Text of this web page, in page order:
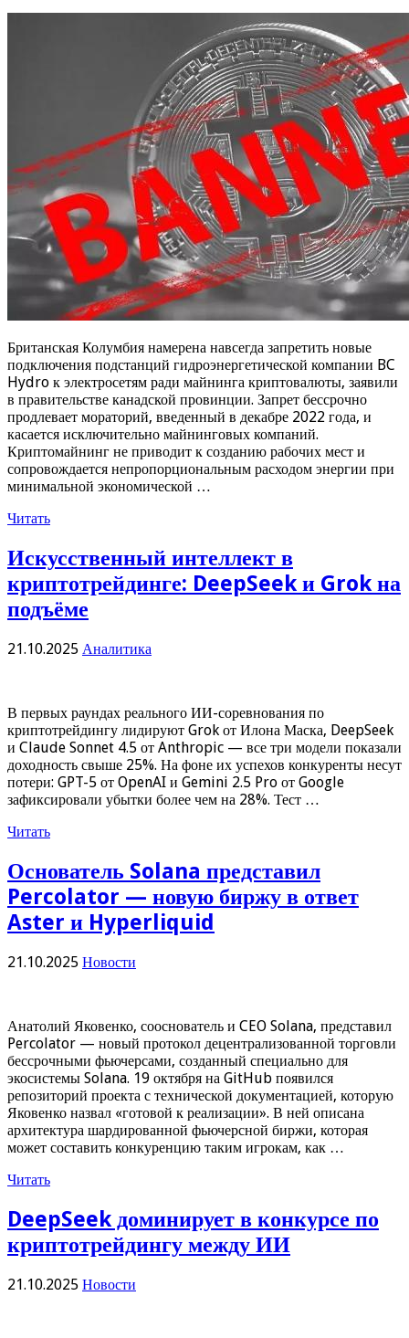
Британская Колумбия намерена навсегда запретить новые
подключения подстанций гидроэнергетической компании BC
Hydro к электросетям ради майнинга криптовалюты, заявили
в правительстве канадской провинции. Запрет бессрочно
продлевает мораторий, введенный в декабре 2022 года, и
касается исключительно майнинговых компаний.
Криптомайнинг не приводит к созданию рабочих мест и
сопровождается непропорциональным расходом энергии при
минимальной экономической …
Читать
Искусственный интеллект в
криптотрейдинге: DeepSeek и Grok на
подъёме
21.10.2025 Аналитика
В первых раундах реального ИИ-соревнования по
криптотрейдингу лидируют Grok от Илона Маска, DeepSeek
и Claude Sonnet 4.5 от Anthropic — все три модели показали
доходность свыше 25%. На фоне их успехов конкуренты несут
потери: GPT-5 от OpenAI и Gemini 2.5 Pro от Google
зафиксировали убытки более чем на 28%. Тест …
Читать
Основатель Solana представил
Percolator — новую биржу в ответ
Aster и Hyperliquid
21.10.2025 Новости
Анатолий Яковенко, сооснователь и CEO Solana, представил
Percolator — новый протокол децентрализованной торговли
бессрочными фьючерсами, созданный специально для
экосистемы Solana. 19 октября на GitHub появился
репозиторий проекта с технической документацией, которую
Яковенко назвал «готовой к реализации». В ней описана
архитектура шардированной фьючерсной биржи, которая
может составить конкуренцию таким игрокам, как …
Читать
DeepSeek доминирует в конкурсе по
криптотрейдингу между ИИ
21.10.2025 Новости